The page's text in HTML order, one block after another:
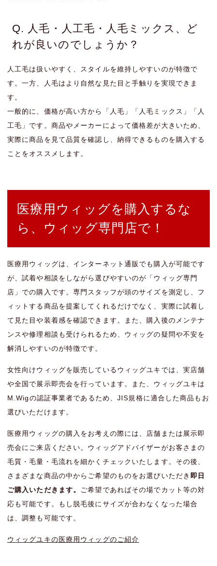
Q. 人毛・人工毛・人毛ミックス、ど
れが良いのでしょうか？
人工毛は扱いやすく、スタイルを維持しやすいのが特徴で
す。一方、人毛はより自然な見た目と手触りを実現できま
す。
一般的に、価格が高い方から「人毛」「人毛ミックス」「人
工毛」です。商品やメーカーによって価格差が大きいため、
実際に商品を見て品質を確認し、納得できるものを購入する
ことをオススメします。
医療用ウィッグを購入するな
ら、ウィッグ専門店で！
医療用ウィッグは、インターネット通販でも購入が可能です
が、試着や相談をしながら選びやすいのが「ウィッグ専門
店」での購入です。専門スタッフが頭のサイズを測定し、フ
ィットする商品を提案してくれるだけでなく、実際に試着し
て見た目や装着感を確認できます。また、購入後のメンテナ
ンスや修理相談も受けられるため、ウィッグの疑問や不安を
解消しやすいのが特徴です。
女性向けウィッグを販売しているウィッグユキでは、実店舗
や全国で展示即売会を行っています。また、ウィッグユキは
M.Wigの認証事業者であるため、JIS規格に適合した商品もお
選びいただけます。
医療用ウィッグの購入をお考えの際には、店舗または展示即
売会にご来店ください。ウィッグアドバイザーがお客さまの
毛質・毛量・毛流れを細かくチェックいたします。その後、
さまざまな商品の中からご希望のものをお選びいただき 即日
ご購入いただきます。
ご希望であればその場でカット等の対
応も可能です。もし脱毛後にサイズが合わなくなった場合
は、調整も可能です。
ウィッグユキの医療用ウィッグのご紹介